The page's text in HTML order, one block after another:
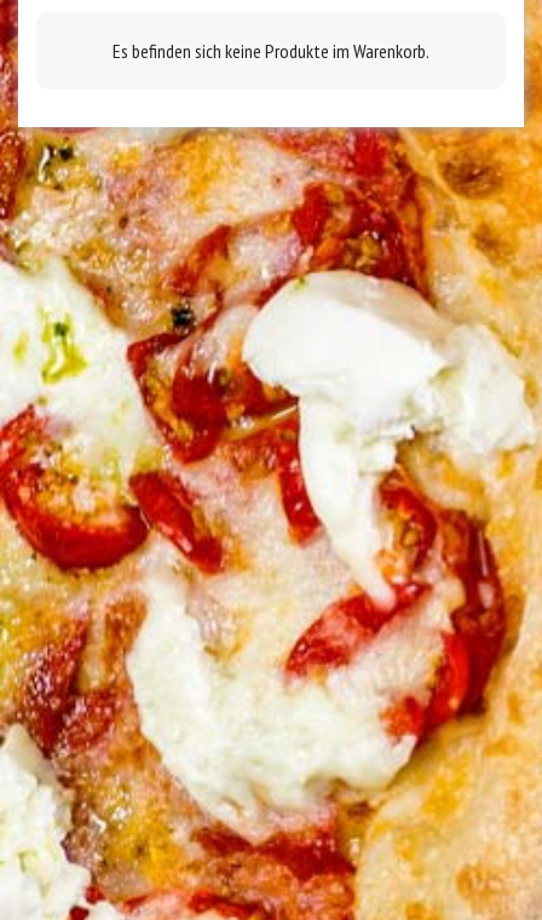
Es befinden sich keine Produkte im Warenkorb.